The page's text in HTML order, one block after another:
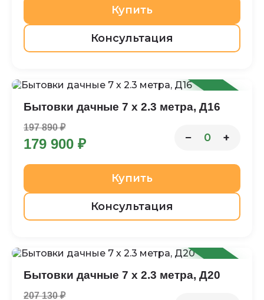
Купить
Консультация
-9%
Бытовки дачные 7 х 2.3 метра, Д16
197 890 ₽
179 900 ₽ − 0 +
Купить
Консультация
-9%
Бытовки дачные 7 х 2.3 метра, Д20
207 130 ₽